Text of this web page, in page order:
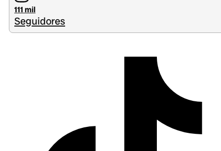
111 mil
Seguidores